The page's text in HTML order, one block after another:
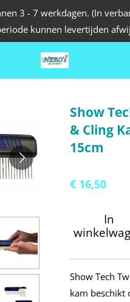
3 - 7 werkdagen. (In
kunnen levertijden
Show
& Cling
15cm
€ 16,50
In
Show Tech
kam beschikt